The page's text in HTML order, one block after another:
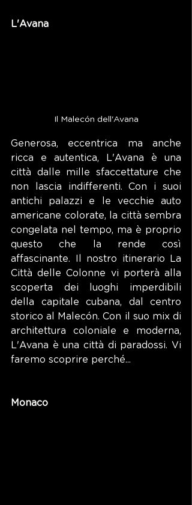
L'Avana
Il Malecón dell'Avana
Generosa, eccentrica ma anche
ricca e autentica, L'Avana è una
città dalle mille sfaccettature che
non lascia indifferenti. Con i suoi
antichi palazzi e le vecchie auto
americane colorate, la città sembra
congelata nel tempo, ma è proprio
questo che la rende così
affascinante. Il nostro itinerario La
Città delle Colonne vi porterà alla
scoperta dei luoghi imperdibili
della capitale cubana, dal centro
storico al Malecón. Con il suo mix di
architettura coloniale e moderna,
L'Avana è una città di paradossi. Vi
faremo scoprire perché...
Monaco